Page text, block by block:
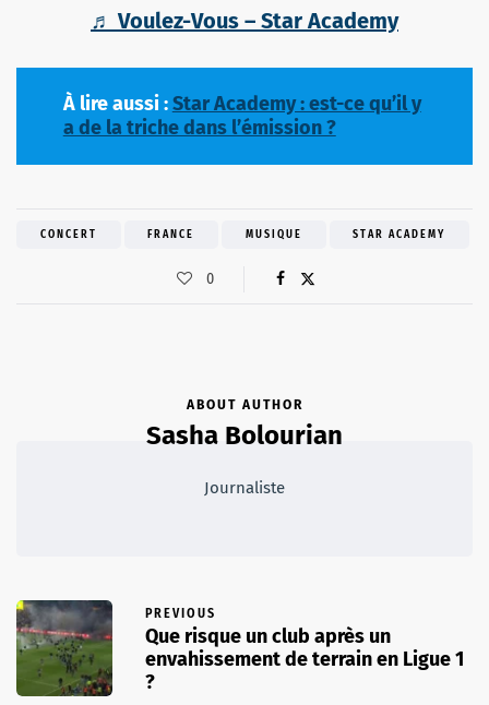
♬ Voulez-Vous – Star Academy
À lire aussi :Star Academy : est-ce qu’il y
a de la triche dans l’émission ?
CONCERT FRANCE MUSIQUE STAR ACADEMY
0
ABOUT AUTHOR
Sasha Bolourian
Journaliste
PREVIOUS
Que risque un club après un
envahissement de terrain en Ligue 1
?